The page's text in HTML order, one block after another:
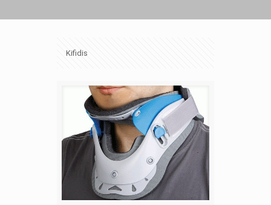
Kifidis